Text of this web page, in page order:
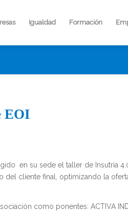
Igualdad Formación
EOI
en su sede el taller de Insutria
cliente final, optimizando la
como ponentes: ACTIVA